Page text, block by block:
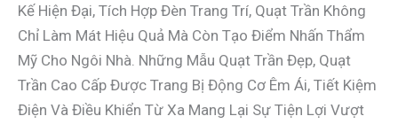
Kế Hiện Đại, Tích Hợp Đèn Trang Trí, Quạt Trần Không
Chỉ Làm Mát Hiệu Quả Mà Còn Tạo Điểm Nhấn Thẩm
Mỹ Cho Ngôi Nhà. Những Mẫu Quạt Trần Đẹp, Quạt
Trần Cao Cấp Được Trang Bị Động Cơ Êm Ái, Tiết Kiệm
Điện Và Điều Khiển Từ Xa Mang Lại Sự Tiện Lợi Vượt